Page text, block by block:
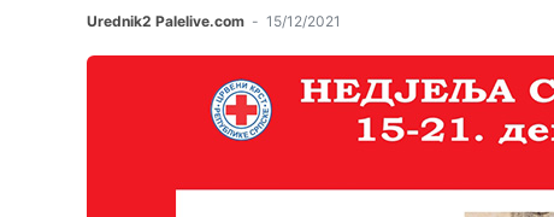
Urednik2 Palelive.com - 15/12/2021